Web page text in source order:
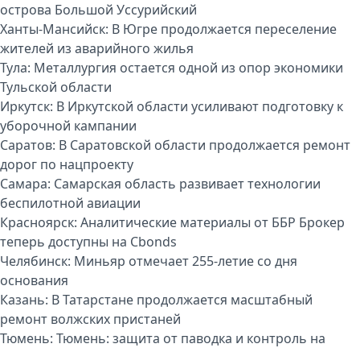
острова Большой Уссурийский
Ханты-Мансийск: В Югре продолжается переселение
жителей из аварийного жилья
Тула: Металлургия остается одной из опор экономики
Тульской области
Иркутск: В Иркутской области усиливают подготовку к
уборочной кампании
Саратов: В Саратовской области продолжается ремонт
дорог по нацпроекту
Самара: Самарская область развивает технологии
беспилотной авиации
Красноярск: Аналитические материалы от ББР Брокер
теперь доступны на Cbonds
Челябинск: Миньяр отмечает 255-летие со дня
основания
Казань: В Татарстане продолжается масштабный
ремонт волжских пристаней
Тюмень: Тюмень: защита от паводка и контроль на